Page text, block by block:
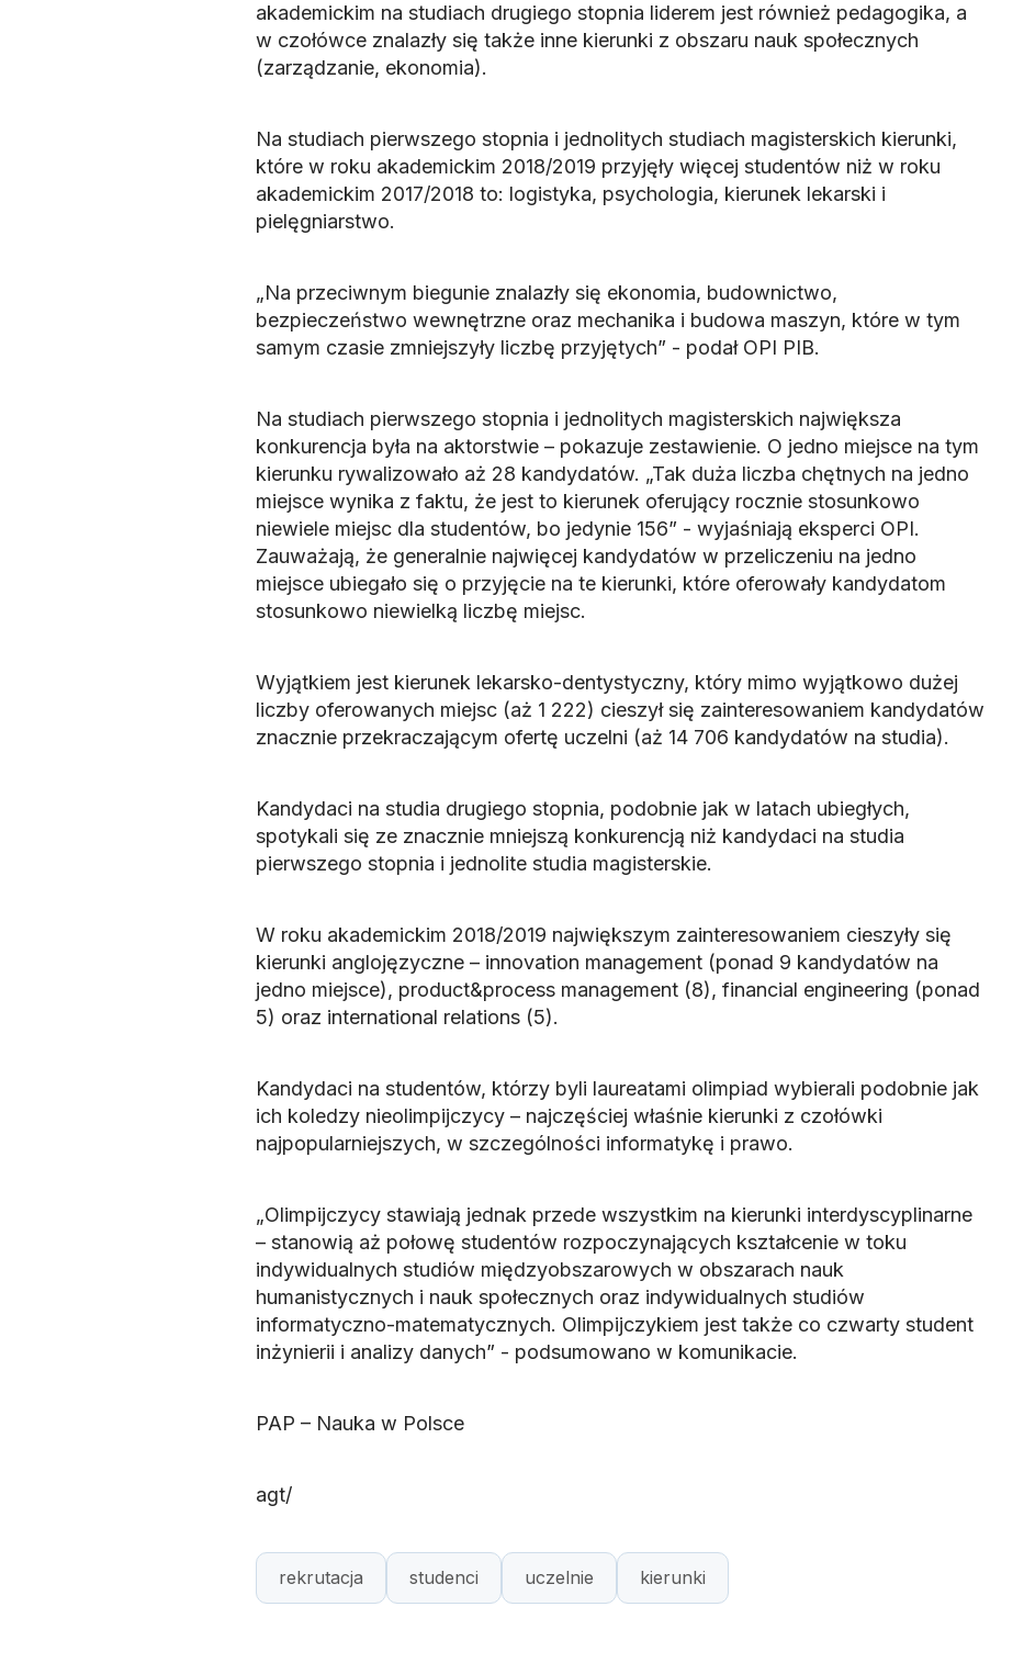
akademickim na studiach drugiego stopnia liderem jest również pedagogika, a
w czołówce znalazły się także inne kierunki z obszaru nauk społecznych
(zarządzanie, ekonomia).
Na studiach pierwszego stopnia i jednolitych studiach magisterskich kierunki,
które w roku akademickim 2018/2019 przyjęły więcej studentów niż w roku
akademickim 2017/2018 to: logistyka, psychologia, kierunek lekarski i
pielęgniarstwo.
„Na przeciwnym biegunie znalazły się ekonomia, budownictwo,
bezpieczeństwo wewnętrzne oraz mechanika i budowa maszyn, które w tym
samym czasie zmniejszyły liczbę przyjętych” - podał OPI PIB.
Na studiach pierwszego stopnia i jednolitych magisterskich największa
konkurencja była na aktorstwie – pokazuje zestawienie. O jedno miejsce na tym
kierunku rywalizowało aż 28 kandydatów. „Tak duża liczba chętnych na jedno
miejsce wynika z faktu, że jest to kierunek oferujący rocznie stosunkowo
niewiele miejsc dla studentów, bo jedynie 156” - wyjaśniają eksperci OPI.
Zauważają, że generalnie najwięcej kandydatów w przeliczeniu na jedno
miejsce ubiegało się o przyjęcie na te kierunki, które oferowały kandydatom
stosunkowo niewielką liczbę miejsc.
Wyjątkiem jest kierunek lekarsko-dentystyczny, który mimo wyjątkowo dużej
liczby oferowanych miejsc (aż 1 222) cieszył się zainteresowaniem kandydatów
znacznie przekraczającym ofertę uczelni (aż 14 706 kandydatów na studia).
Kandydaci na studia drugiego stopnia, podobnie jak w latach ubiegłych,
spotykali się ze znacznie mniejszą konkurencją niż kandydaci na studia
pierwszego stopnia i jednolite studia magisterskie.
W roku akademickim 2018/2019 największym zainteresowaniem cieszyły się
kierunki anglojęzyczne – innovation management (ponad 9 kandydatów na
jedno miejsce), product&process management (8), financial engineering (ponad
5) oraz international relations (5).
Kandydaci na studentów, którzy byli laureatami olimpiad wybierali podobnie jak
ich koledzy nieolimpijczycy – najczęściej właśnie kierunki z czołówki
najpopularniejszych, w szczególności informatykę i prawo.
„Olimpijczycy stawiają jednak przede wszystkim na kierunki interdyscyplinarne
– stanowią aż połowę studentów rozpoczynających kształcenie w toku
indywidualnych studiów międzyobszarowych w obszarach nauk
humanistycznych i nauk społecznych oraz indywidualnych studiów
informatyczno-matematycznych. Olimpijczykiem jest także co czwarty student
inżynierii i analizy danych” - podsumowano w komunikacie.
PAP – Nauka w Polsce
agt/
rekrutacja studenci uczelnie kierunki